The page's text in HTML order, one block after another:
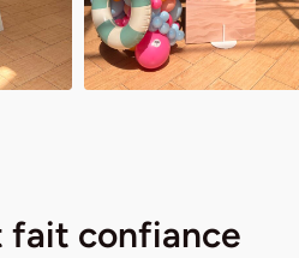
fait confiance